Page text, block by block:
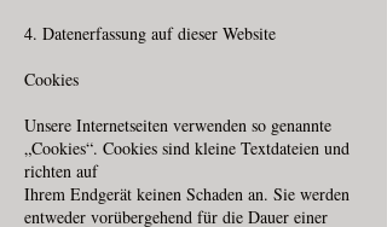
4. Datenerfassung auf dieser Website
Cookies
Unsere Internetseiten verwenden so genannte
„Cookies“. Cookies sind kleine Textdateien und
richten auf
Ihrem Endgerät keinen Schaden an. Sie werden
entweder vorübergehend für die Dauer einer